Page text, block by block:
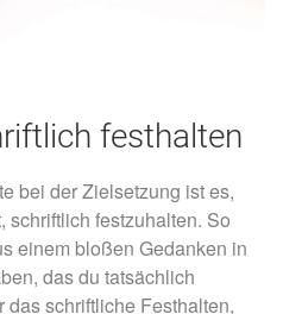
festhalten
bei der Zielsetzung ist es,
schriftlich festzuhalten. So
einem bloßen Gedanken in
das du tatsächlich
schriftliche Festhalten,